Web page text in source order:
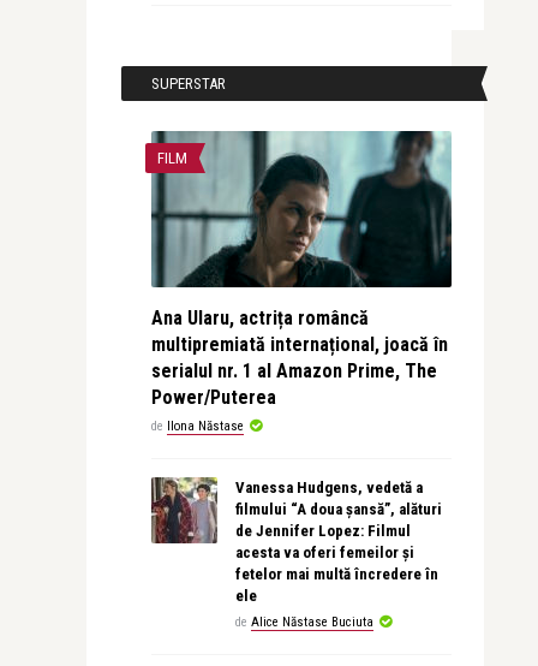
SUPERSTAR
FILM
Ana Ularu, actrița româncă
multipremiată internațional, joacă în
serialul nr. 1 al Amazon Prime, The
Power/Puterea
de Ilona Năstase
Vanessa Hudgens, vedetă a
filmului “A doua șansă”, alături
de Jennifer Lopez: Filmul
acesta va oferi femeilor și
fetelor mai multă încredere în
ele
de Alice Năstase Buciuta